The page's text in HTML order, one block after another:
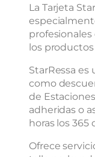
La Tarjeta
los
StarRessa es
como
de
adheridas o
horas los 365
Ofrece